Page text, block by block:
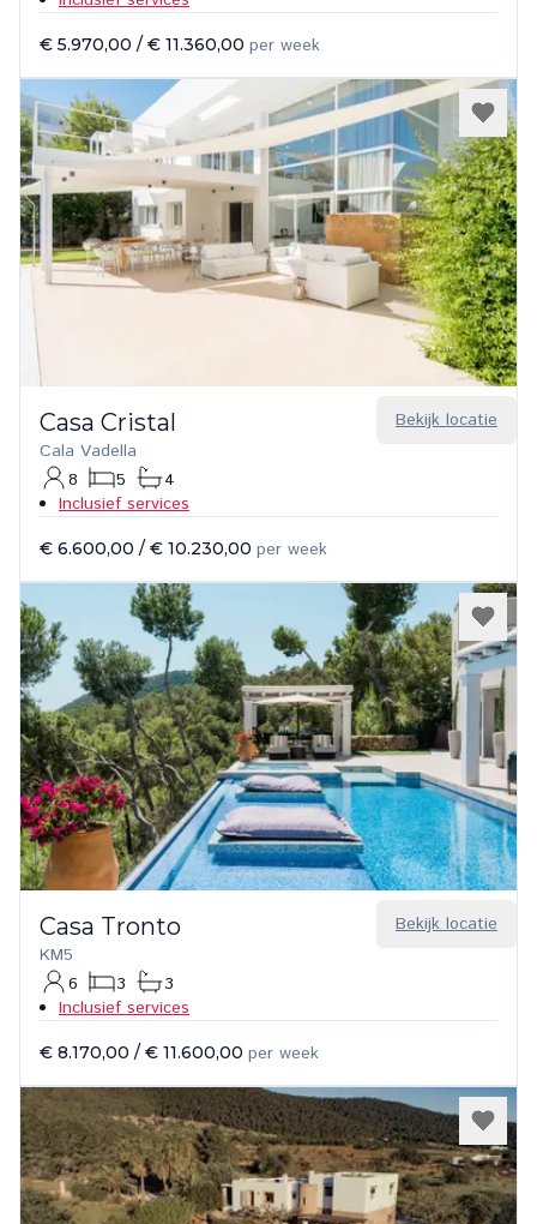
€ 5.970,00 / € 11.360,00 per week
Bekijk locatie
Casa Cristal
Cala Vadella
8
5
4
Inclusief services
€ 6.600,00 / € 10.230,00 per week
Bekijk locatie
Casa Tronto
KM5
6
3
3
Inclusief services
€ 8.170,00 / € 11.600,00 per week